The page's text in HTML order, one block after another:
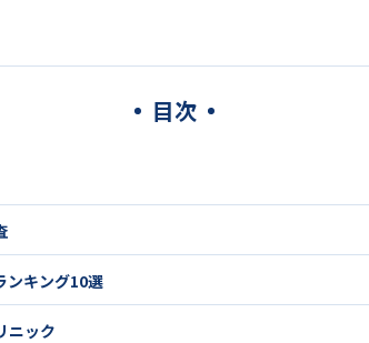
目次
ンキング10選
ニック